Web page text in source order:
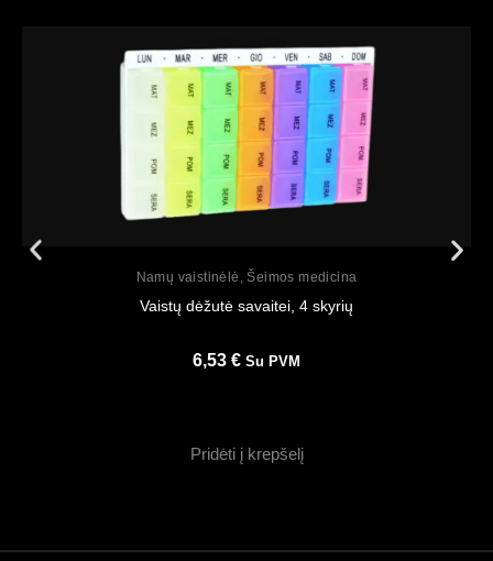
Namų vaistinėlė ,Šeimos medicina
Vaistų dėžutė savaitei, 4 skyrių
6,53 € Su PVM
Pridėti į krepšelį